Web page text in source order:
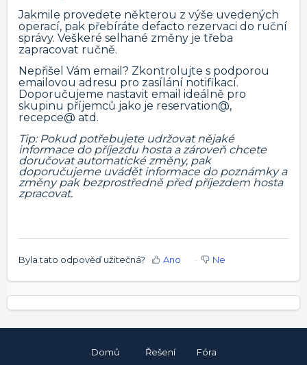
Jakmile provedete některou z výše uvedených
operací, pak přebíráte defacto rezervaci do ruční
správy. Veškeré selhané změny je třeba
zapracovat ručně.
Nepřišel Vám email? Zkontrolujte s podporou
emailovou adresu pro zasílání notifikací.
Doporučujeme nastavit email ideálně pro
skupinu příjemců jako je reservation@,
recepce@ atd.
Tip: Pokud potřebujete udržovat nějaké
informace do příjezdu hosta a zároveň chcete
doručovat automatické změny, pak
doporučujeme uvádět informace do poznámky a
změny pak bezprostředně před příjezdem hosta
zpracovat.
Byla tato odpověď užitečná? Ano Ne
Domů Řešení Fóra